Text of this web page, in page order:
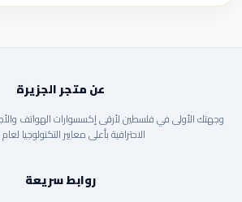
عن متجر الجزيرة
وجهتك الأولى في فلسطين لأرقى إكسسوارات الهواتف
الاحترافية بأعلى معايير التكنولوجيا لعام 2026.
روابط سريعة